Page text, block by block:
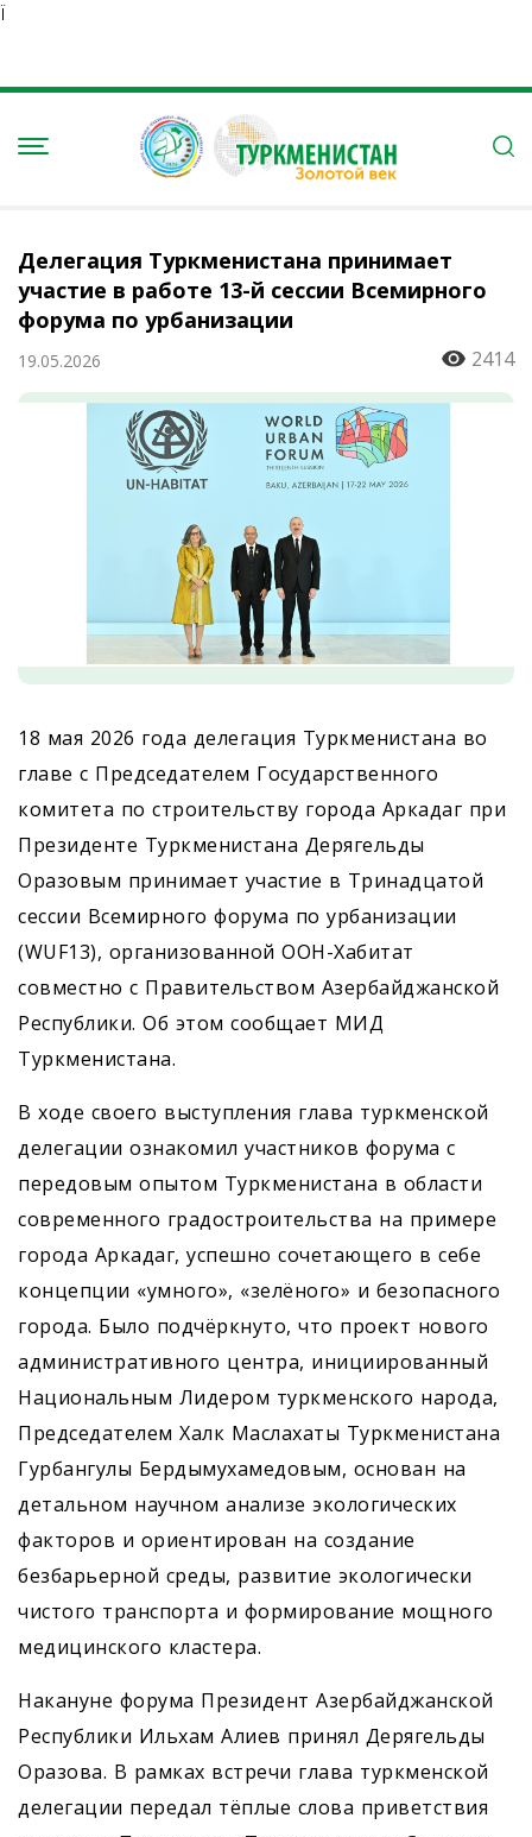
Ï
Делегация Туркменистана принимает
участие в работе 13-й сессии Всемирного
форума по урбанизации
19.05.2026 2414
18 мая 2026 года делегация Туркменистана во
главе с Председателем Государственного
комитета по строительству города Аркадаг при
Президенте Туркменистана Дерягельды
Оразовым принимает участие в Тринадцатой
сессии Всемирного форума по урбанизации
(WUF13), организованной ООН-Хабитат
совместно с Правительством Азербайджанской
Республики. Об этом сообщает МИД
Туркменистана.
В ходе своего выступления глава туркменской
делегации ознакомил участников форума с
передовым опытом Туркменистана в области
современного градостроительства на примере
города Аркадаг, успешно сочетающего в себе
концепции «умного», «зелёного» и безопасного
города. Было подчёркнуто, что проект нового
административного центра, инициированный
Национальным Лидером туркменского народа,
Председателем Халк Маслахаты Туркменистана
Гурбангулы Бердымухамедовым, основан на
детальном научном анализе экологических
факторов и ориентирован на создание
безбарьерной среды, развитие экологически
чистого транспорта и формирование мощного
медицинского кластера.
Накануне форума Президент Азербайджанской
Республики Ильхам Алиев принял Дерягельды
Оразова. В рамках встречи глава туркменской
делегации передал тёплые слова приветствия